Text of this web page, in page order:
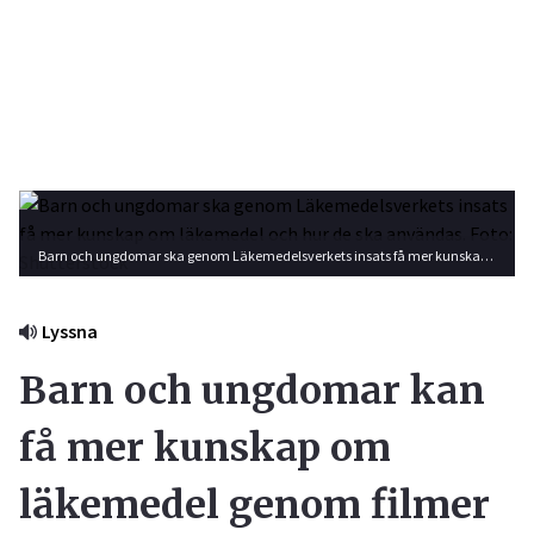
Barn och ungdomar ska genom Läkemedelsverkets insats få mer kunskap om läkemedel och hur de ska användas. Foto: Shutterstock
Lyssna
Barn och ungdomar kan
få mer kunskap om
läkemedel genom filmer